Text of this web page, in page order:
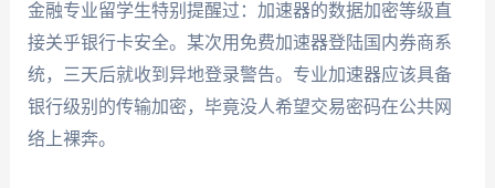
金融专业留学生特别提醒过：加速器的数据加密等级直
接关乎银行卡安全。某次用免费加速器登陆国内券商系
统，三天后就收到异地登录警告。专业加速器应该具备
银行级别的传输加密，毕竟没人希望交易密码在公共网
络上裸奔。